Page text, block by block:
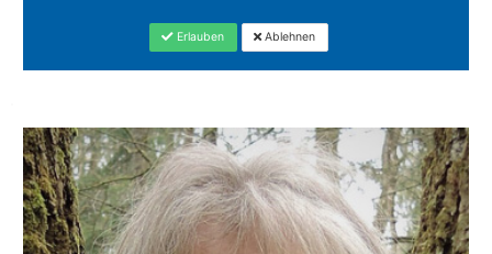
Erlauben Ablehnen